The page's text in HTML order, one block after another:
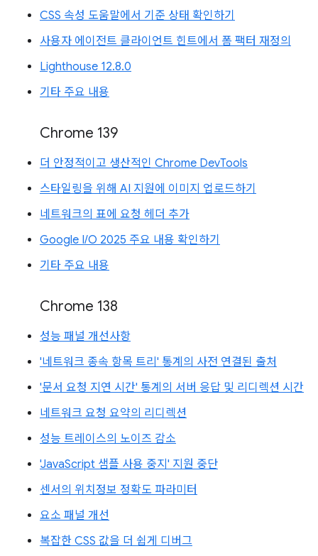
CSS 속성 도움말에서 기준 상태 확인하기
사용자 에이전트 클라이언트 힌트에서 폼 팩터 재정의
Lighthouse 12.8.0
기타 주요 내용
Chrome 139
더 안정적이고 생산적인 Chrome DevTools
스타일링을 위해 AI 지원에 이미지 업로드하기
네트워크의 표에 요청 헤더 추가
Google I/O 2025 주요 내용 확인하기
기타 주요 내용
Chrome 138
성능 패널 개선사항
'네트워크 종속 항목 트리' 통계의 사전 연결된 출처
'문서 요청 지연 시간' 통계의 서버 응답 및 리디렉션 시간
네트워크 요청 요약의 리디렉션
성능 트레이스의 노이즈 감소
'JavaScript 샘플 사용 중지' 지원 중단
센서의 위치정보 정확도 파라미터
요소 패널 개선
복잡한 CSS 값을 더 쉽게 디버그